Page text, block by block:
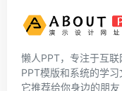
懒人PPT，专注于互
PPT模版和系统的学
它推荐给你身边的朋友